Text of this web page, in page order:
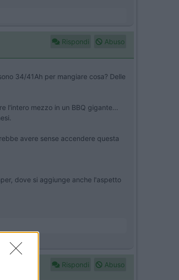
Rispondi Abuso
34/41Ah per mangiare cosa? Delle
l'intero mezzo in un BBQ gigante...
avere sense accendere questa
dove si aggiunge anche l'aspetto
Rispondi Abuso